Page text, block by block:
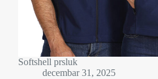
Softshell prsluk
decembar 31, 2025